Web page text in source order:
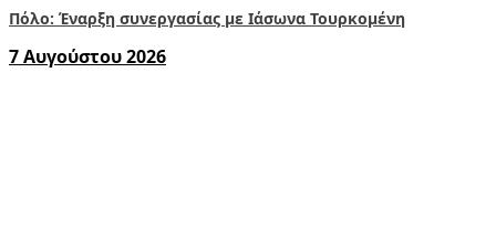
Πόλο: Έναρξη συνεργασίας με Ιάσωνα Τουρκομένη
7 Αυγούστου 2026